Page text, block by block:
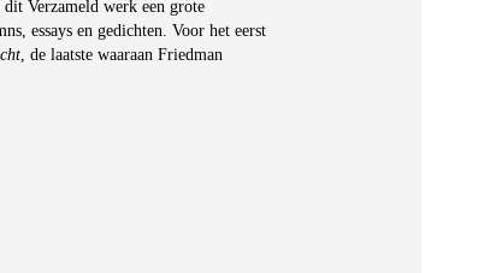
Verzameld werk een grote
essays en gedichten. Voor het eerst
, de laatste waaraan Friedman